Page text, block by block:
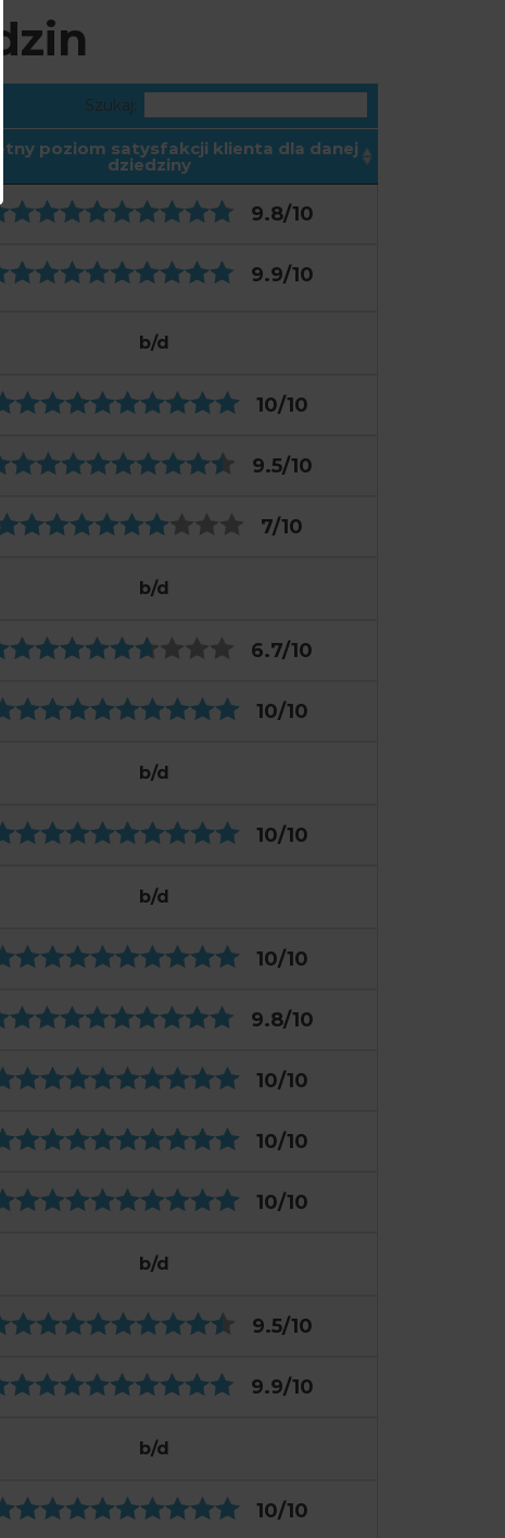
Szukaj:
poziom satysfakcji klienta dla danej
dziedziny
9.8/10
9.9/10
b/d
10/10
9.5/10
7/10
b/d
6.7/10
10/10
b/d
10/10
b/d
10/10
9.8/10
10/10
10/10
10/10
b/d
9.5/10
9.9/10
b/d
10/10